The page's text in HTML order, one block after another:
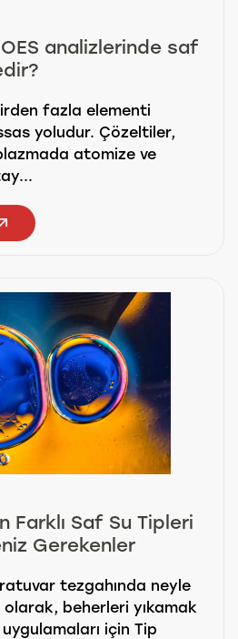
analizlerinde saf
fazla elementi
yoludur. Çözeltiler,
atomize ve
Farklı Saf Su Tipleri
Gerekenler
tezgahında neyle
olarak, beherleri yıkamak
için Tip